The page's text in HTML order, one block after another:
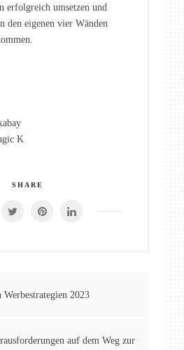
erfolgreich umsetzen und
den eigenen vier Wänden
K
SHARE
2023
auf dem Weg zur